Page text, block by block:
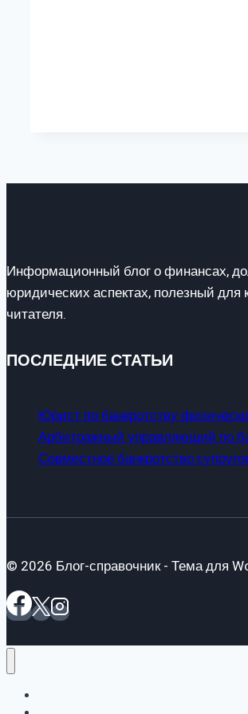
Информационный блог о финансах,
юридических аспектах, полезный для
читателя.
ПОСЛЕДНИЕ СТАТЬИ
Юрист по банкротству
Арбитражный управляющий по
Совместное банкротство
© 2026 Блог-справочник - Тема для